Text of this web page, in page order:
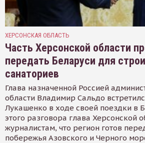
ХЕРСОНСКАЯ ОБЛАСТЬ
Часть Херсонской области
передать Беларуси для
санаториев
Глава назначенной Россией
области Владимир Сальдо
Лукашенко в ходе своей поездки в
этого разговора глава Херсонской
журналистам, что регион готов
побережья Азовского и Черного